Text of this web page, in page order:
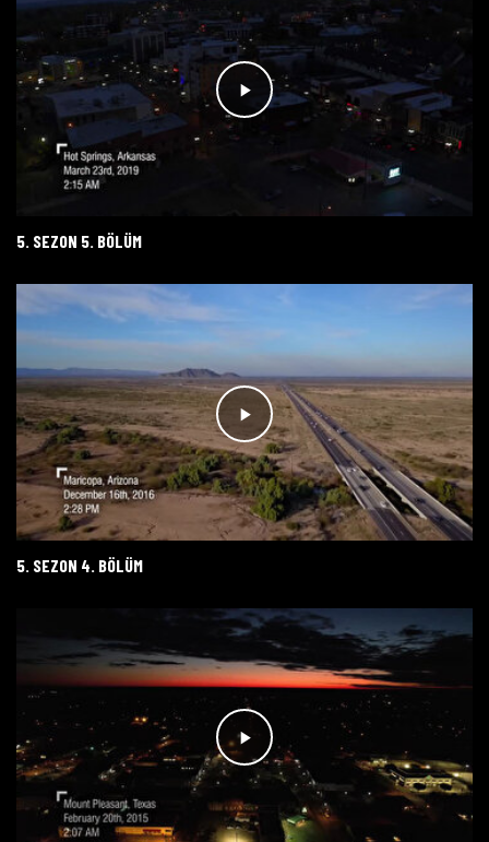
5. SEZON 5. BÖLÜM
5. SEZON 4. BÖLÜM